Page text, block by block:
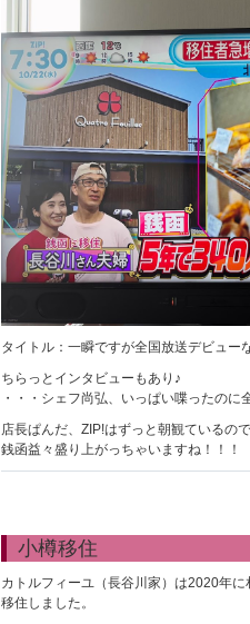
タイトル：一瞬ですが全国放送デビュー
ちらっとインタビューもあり♪
・・・シェフ尚弘、いっぱい喋ったのに
店長ぱんだ、ZIP!はずっと朝観ているの
銭函益々盛り上がっちゃいますね！！！
小樽移住
カトルフィーユ（長谷川家）は2020年
移住しました。